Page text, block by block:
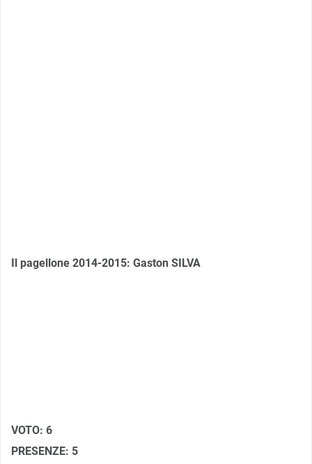
Il pagellone 2014-2015: Gaston SILVA
VOTO: 6
PRESENZE: 5